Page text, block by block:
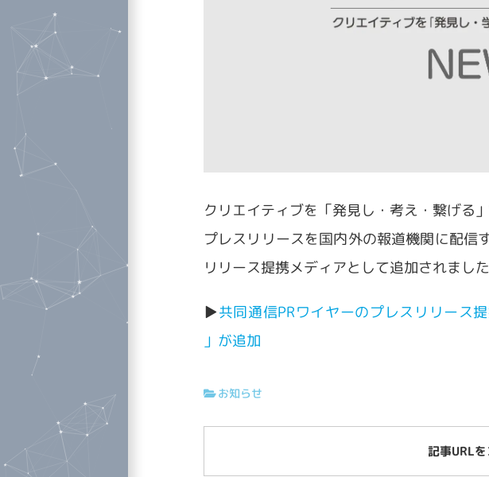
クリエイティブを「発見し・考え・繋げる
プレスリリースを国内外の報道機関に配信す
リリース提携メディアとして追加されました
▶共同通信PRワイヤーのプレスリリース
」が追加
お知らせ
記事URL